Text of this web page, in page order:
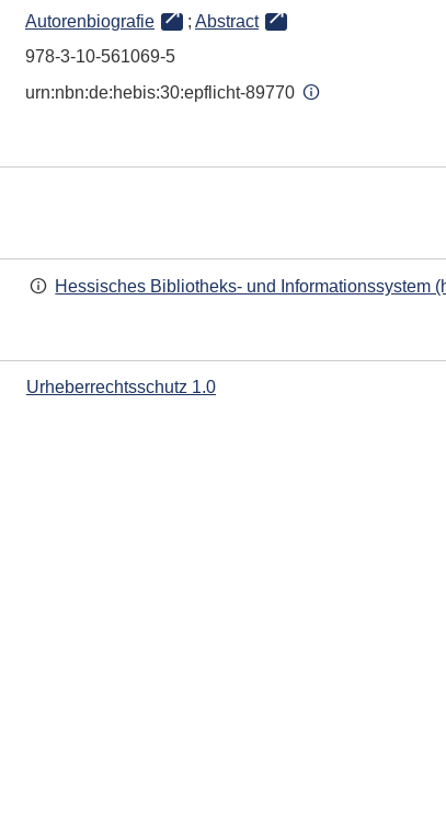
Autorenbiografie ; Abstract
978-3-10-561069-5
urn:nbn:de:hebis:30:epflicht-89770
Hessisches Bibliotheks- und Informationssystem
Urheberrechtsschutz 1.0